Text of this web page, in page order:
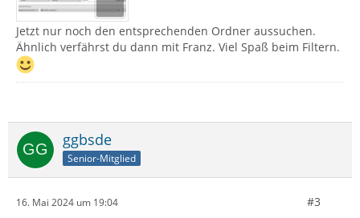
Jetzt nur noch den entsprechenden Ordner aussuchen.
Ähnlich verfährst du dann mit Franz. Viel Spaß beim Filtern.
ggbsde
Senior-Mitglied
16. Mai 2024 um 19:04 #3